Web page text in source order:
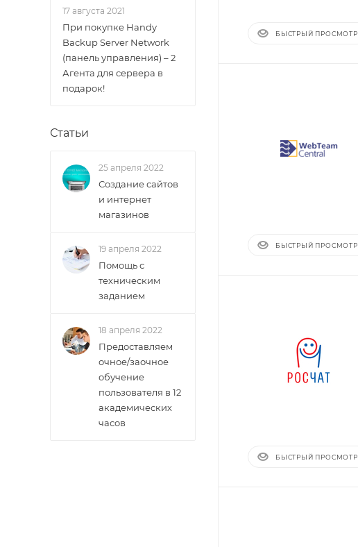
БЫСТРЫЙ ПРОСМОТР
БЫСТРЫЙ ПРОСМОТР
БЫСТРЫЙ ПРОСМОТР
17 августа 2021
При покупке Handy
Backup Server Network
(панель управления) – 2
Агента для сервера в
подарок!
Статьи
25 апреля 2022
Создание сайтов
и интернет
магазинов
19 апреля 2022
Помощь с
техническим
заданием
18 апреля 2022
Предоставляем
очное/заочное
обучение
пользователя в 12
академических
часов